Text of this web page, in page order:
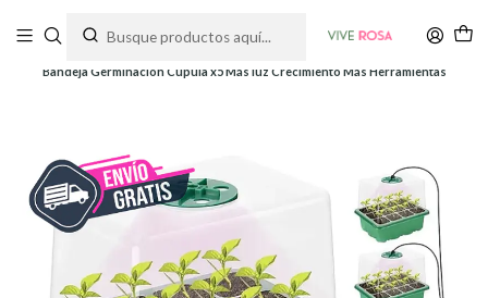
Bandeja Germinación Cúpula x5 Más luz Crecimiento Más Herramientas